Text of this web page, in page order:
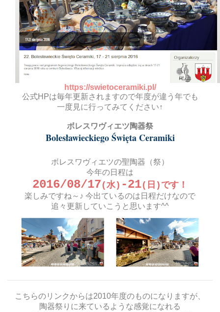
https://swietoceramiki.pl/
公式HPは毎年更新されますので年度が違う年でも
一度見に行ってみてください↑
ボレスワヴィエツ陶器祭
Bolesławieckiego Święta Ceramiki
ボレスワヴィエツの聖陶器（祭）
今年の日程は
2016/08/17 (水) -21(日)です！
楽しみですね～♪ 今出ているのは日程だけなので
追々更新していこうと思います^^
こちらのリンクからは2010年度のものになりますが、
陶器祭りに来ているような感覚になれる